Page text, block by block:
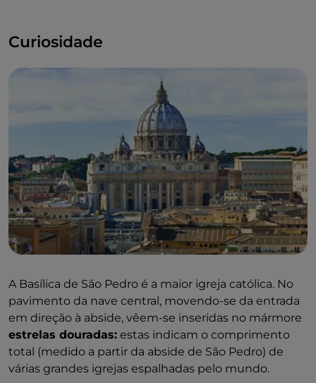
Curiosidade
A Basílica de São Pedro é a maior igreja católica. No
pavimento da nave central, movendo-se da entrada
em direção à abside, vêem-se inseridas no mármore
estrelas douradas: estas indicam o comprimento
total (medido a partir da abside de São Pedro) de
várias grandes igrejas espalhadas pelo mundo.